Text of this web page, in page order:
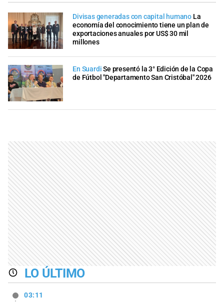
Divisas generadas con capital humano La
economía del conocimiento tiene un plan de
exportaciones anuales por US$ 30 mil
millones
En SuardiSe presentó la 3° Edición de la Copa
de Fútbol "Departamento San Cristóbal" 2026
LO ÚLTIMO
03:11